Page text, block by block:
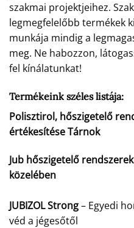
szakmai projektjeihez.
legmegfelelőbb termékek
munkája mindig a
meg. Ne habozzon,
fel kínálatunkat!
Termékeink széles listája:
Polisztirol, hőszigetelő
értékesítése Tárnok
Jub hőszigetelő
közelében
JUBIZOL Strong– Egyedi
véd a jégesőtől